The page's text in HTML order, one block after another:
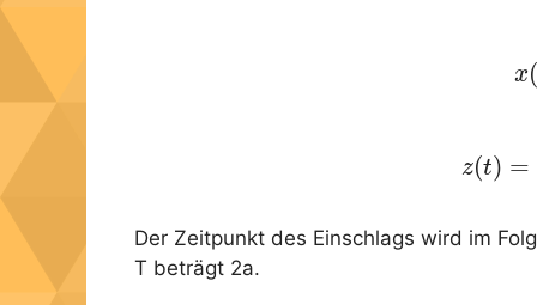
x(
z(t) =
(20)
Der Zeitpunkt des Einschlags wird im
T beträgt 2a.